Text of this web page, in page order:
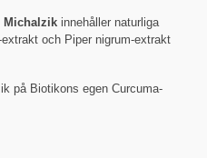
Michalzik innehåller naturliga
och Piper nigrum-extrakt
på Biotikons egen Curcuma-